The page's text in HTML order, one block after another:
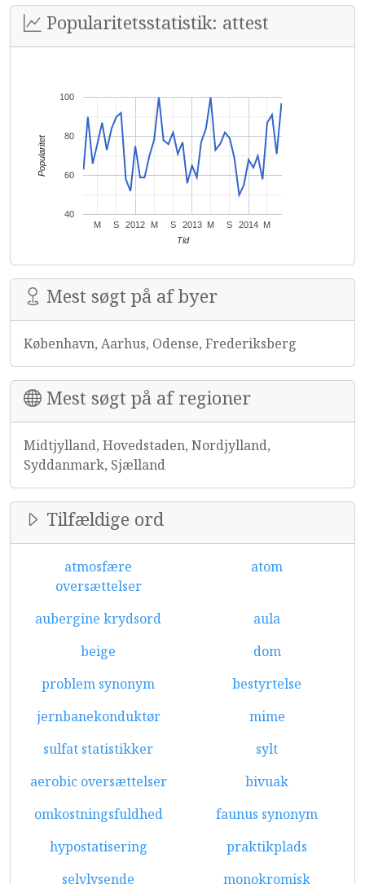
Popularitetsstatistik: attest
2012 2013 2014
M S M S M S M
40
60
80
100
Tid
Popularitet
Mest søgt på af byer
København, Aarhus, Odense, Frederiksberg
Mest søgt på af regioner
Midtjylland, Hovedstaden, Nordjylland,
Syddanmark, Sjælland
Tilfældige ord
atmosfære
oversættelser
atom
aubergine krydsord
aula
beige
dom
problem synonym
bestyrtelse
jernbanekonduktør
mime
sulfat statistikker
sylt
aerobic oversættelser
bivuak
omkostningsfuldhed
faunus synonym
hypostatisering
praktikplads
selvlysende
monokromisk